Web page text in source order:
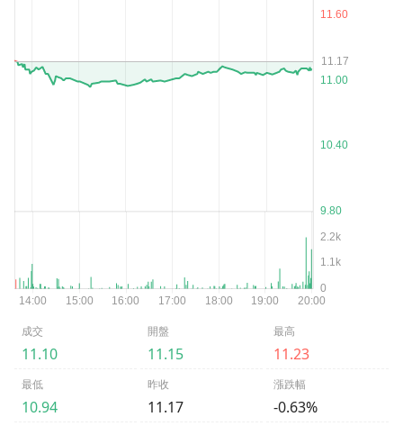
成交
11.10
開盤
11.15
最高
11.23
最低
10.94
昨收
11.17
漲跌幅
-0.63%